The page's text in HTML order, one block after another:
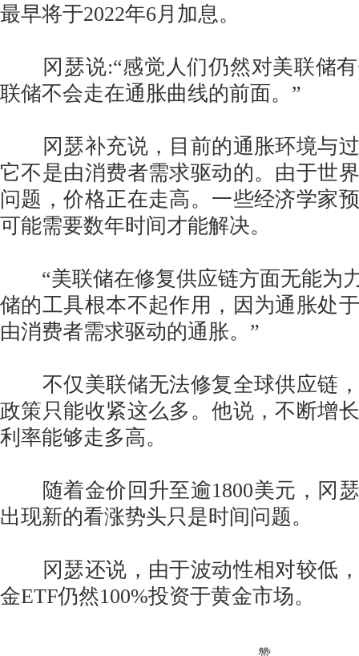
最早将于2022年6月加息。
冈瑟说:“感觉人们仍然对美联储有
联储不会走在通胀曲线的前面。”
冈瑟补充说，目前的通胀环境与过
它不是由消费者需求驱动的。由于世
问题，价格正在走高。一些经济学家
可能需要数年时间才能解决。
“美联储在修复供应链方面无能为
储的工具根本不起作用，因为通胀处
由消费者需求驱动的通胀。”
不仅美联储无法修复全球供应链，
政策只能收紧这么多。他说，不断增
利率能够走多高。
随着金价回升至逾1800美元，冈
出现新的看涨势头只是时间问题。
冈瑟还说，由于波动性相对较低，
金ETF仍然100%投资于黄金市场。
赞